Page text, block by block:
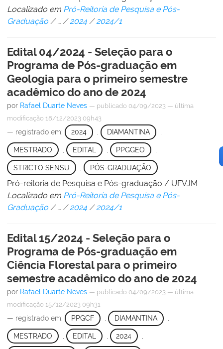
Localizado em Pró-Reitoria de Pesquisa e Pós-
Graduação /… /2024 /2024/1
Edital 04/2024 - Seleção para o
Programa de Pós-graduação em
Geologia para o primeiro semestre
acadêmico do ano de 2024
por Rafael Duarte Neves — publicado 04/09/2023 — última
modificação 18/12/2023 09h43
— registrado em: 2024 , DIAMANTINA ,
MESTRADO EDITAL PPGGEO
STRICTO SENSU PÓS-GRADUAÇÃO
Pró-reitoria de Pesquisa e Pós-graduação / UFVJM
Localizado em Pró-Reitoria de Pesquisa e Pós-
Graduação /… /2024 /2024/1
Edital 15/2024 - Seleção para o
Programa de Pós-graduação em
Ciência Florestal para o primeiro
semestre acadêmico do ano de 2024
por Rafael Duarte Neves — publicado 04/09/2023 — última
modificação 15/12/2023 09h31
— registrado em: PPGCF , DIAMANTINA ,
MESTRADO EDITAL 2024